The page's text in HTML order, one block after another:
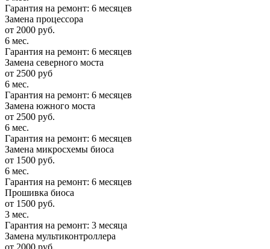
Гарантия на ремонт: 6 месяцев
Замена процессора
от 2000 руб.
6 мес.
Гарантия на ремонт: 6 месяцев
Замена северного моста
от 2500 руб
6 мес.
Гарантия на ремонт: 6 месяцев
Замена южного моста
от 2500 руб.
6 мес.
Гарантия на ремонт: 6 месяцев
Замена микросхемы биоса
от 1500 руб.
6 мес.
Гарантия на ремонт: 6 месяцев
Прошивка биоса
от 1500 руб.
3 мес.
Гарантия на ремонт: 3 месяца
Замена мультиконтроллера